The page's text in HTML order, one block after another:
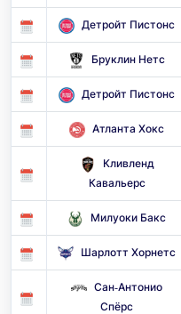
Детройт Пистонс
Бруклин Нетс
Детройт Пистонс
Атланта Хокс
Кливленд
Кавальерс
Милуоки Бакс
Шарлотт Хорнетс
Сан-Антонио
Спёрс